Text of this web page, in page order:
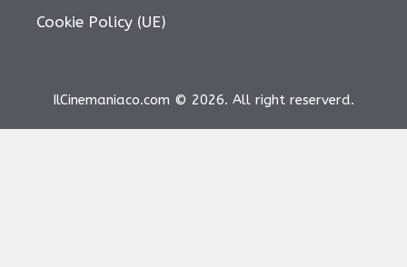
Cookie Policy (UE)
IlCinemaniaco.com © 2026. All right reserverd.